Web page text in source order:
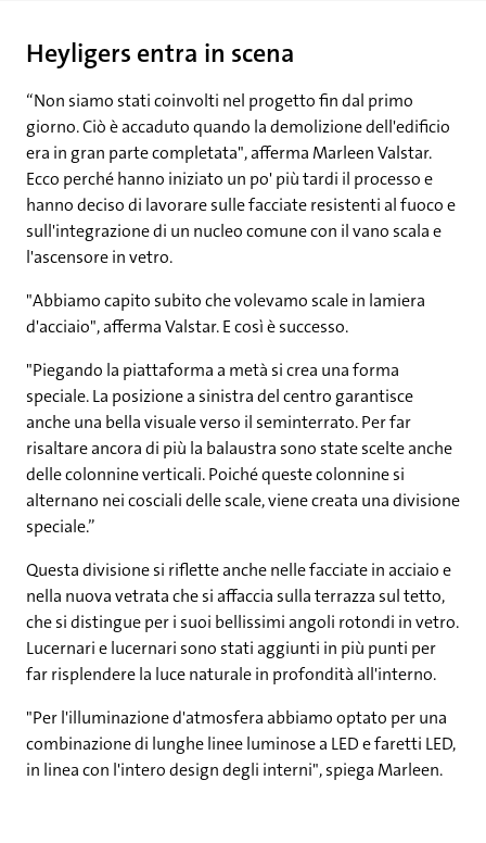
Heyligers entra in scena
“Non siamo stati coinvolti nel progetto fin dal primo
giorno. Ciò è accaduto quando la demolizione dell'edificio
era in gran parte completata", afferma Marleen Valstar.
Ecco perché hanno iniziato un po' più tardi il processo e
hanno deciso di lavorare sulle facciate resistenti al fuoco e
sull'integrazione di un nucleo comune con il vano scala e
l'ascensore in vetro.
"Abbiamo capito subito che volevamo scale in lamiera
d'acciaio", afferma Valstar. E così è successo.
"Piegando la piattaforma a metà si crea una forma
speciale. La posizione a sinistra del centro garantisce
anche una bella visuale verso il seminterrato. Per far
risaltare ancora di più la balaustra sono state scelte anche
delle colonnine verticali. Poiché queste colonnine si
alternano nei cosciali delle scale, viene creata una divisione
speciale.”
Questa divisione si riflette anche nelle facciate in acciaio e
nella nuova vetrata che si affaccia sulla terrazza sul tetto,
che si distingue per i suoi bellissimi angoli rotondi in vetro.
Lucernari e lucernari sono stati aggiunti in più punti per
far risplendere la luce naturale in profondità all'interno.
"Per l'illuminazione d'atmosfera abbiamo optato per una
combinazione di lunghe linee luminose a LED e faretti LED,
in linea con l'intero design degli interni", spiega Marleen.